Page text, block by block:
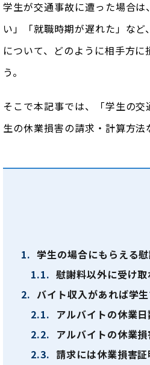
学生が交通事故に遭った場合
い」「就職時期が遅れた」な
について、どのように相手方
う。
そこで本記事では、「学生の
生の休業損害の請求・計算方法
1. 学生の場合にもらえる
1.1. 慰謝料以外に受け
2. バイト収入があれば学
2.1. アルバイトの休業
2.2. アルバイトの休業
2.3. 請求には休業損害